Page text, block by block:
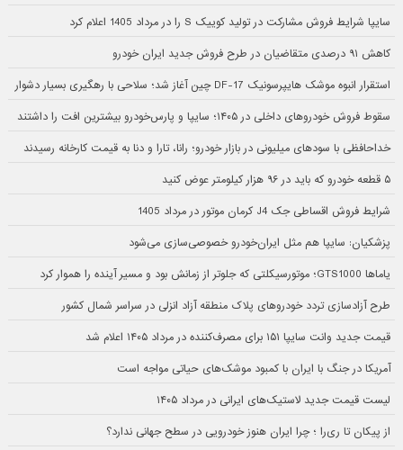
سایپا شرایط فروش مشارکت در تولید کوییک S را در مرداد 1405 اعلام کرد
کاهش ۹۱ درصدی متقاضیان در طرح فروش جدید ایران خودرو
استقرار انبوه موشک هایپرسونیک DF-17 چین آغاز شد؛ سلاحی با رهگیری بسیار دشوار
سقوط فروش خودروهای داخلی در ۱۴۰۵؛ سایپا و پارس‌خودرو بیشترین افت را داشتند
خداحافظی با سودهای میلیونی در بازار خودرو؛ رانا، تارا و دنا به قیمت کارخانه رسیدند
۵ قطعه خودرو که باید در ۹۶ هزار کیلومتر عوض کنید
شرایط فروش اقساطی جک J4 کرمان موتور در مرداد 1405
پزشکیان: سایپا هم مثل ایران‌خودرو خصوصی‌سازی می‌شود
یاماها GTS1000؛ موتورسیکلتی که جلوتر از زمانش بود و مسیر آینده را هموار کرد
طرح آزادسازی تردد خودروهای پلاک منطقه آزاد انزلی در سراسر شمال کشور
قیمت جدید وانت سایپا ۱۵۱ برای مصرف‌کننده در مرداد ۱۴۰۵ اعلام شد
آمریکا در جنگ با ایران با کمبود موشک‌های حیاتی مواجه است
لیست قیمت جدید لاستیک‌های ایرانی در مرداد ۱۴۰۵
از پیکان تا ری‌را ؛ چرا ایران هنوز خودرویی در سطح جهانی ندارد؟